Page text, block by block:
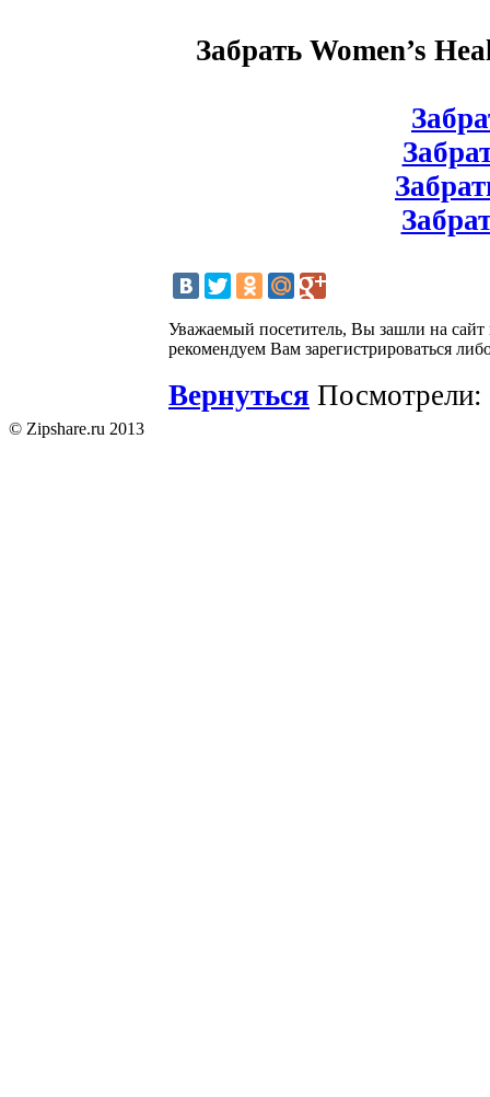
Забрать Women’s
Уважаемый посетитель, Вы зашли на
рекомендуем Вам зарегистрироваться
Вернуться Посмотрели:
© Zipshare.ru 2013